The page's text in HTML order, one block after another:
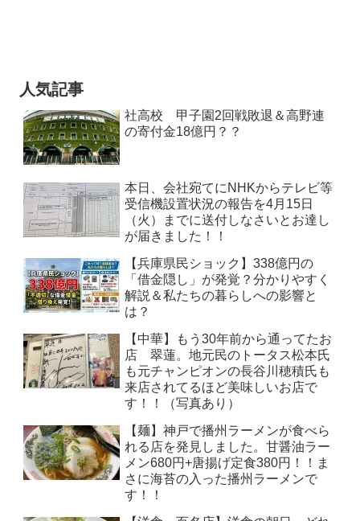
人気記事
社高校 甲子園2回戦敗退＆高野連
の寄付金18億円？？
本日、会社宛てにNHKからテレビ等
受信機設置状況の報告を4月15日
（火）までに送付しなさいとお達し
が届きました！！
【兵庫県民ショック】338億円の
「借金隠し」が発覚？分かりやすく
解説＆私たちの暮らしへの影響と
は？
【中華】もう30年前から通ってたお
店 翠蓮。地元民のトータス松本氏
も元チャンピオンの長谷川穂積氏も
来店されてるほど美味しいお店で
す！！（写真あり）
【麺】神戸で播州ラーメンが食べら
れる店を発見しました。甘醤油ラー
メン680円+唐揚げ定食380円！！ま
さに海苔の入った播州ラーメンで
す！！